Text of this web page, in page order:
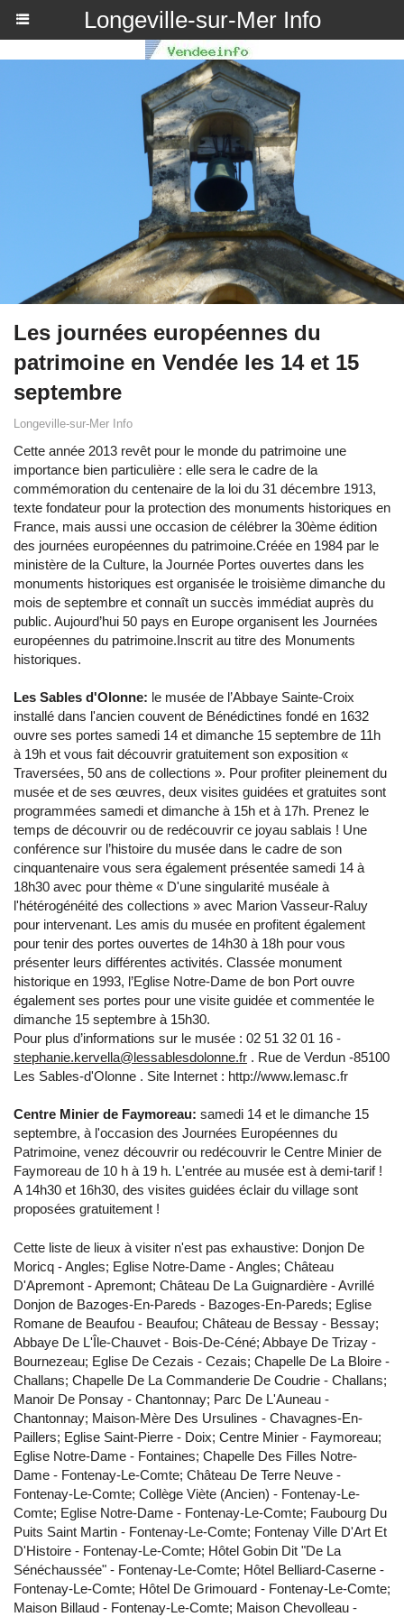
Longeville-sur-Mer Info
Les journées européennes du
patrimoine en Vendée les 14 et 15
septembre
Longeville-sur-Mer Info
Cette année 2013 revêt pour le monde du patrimoine une
importance bien particulière : elle sera le cadre de la
commémoration du centenaire de la loi du 31 décembre 1913,
texte fondateur pour la protection des monuments historiques en
France, mais aussi une occasion de célébrer la 30ème édition
des journées européennes du patrimoine.Créée en 1984 par le
ministère de la Culture, la Journée Portes ouvertes dans les
monuments historiques est organisée le troisième dimanche du
mois de septembre et connaît un succès immédiat auprès du
public. Aujourd’hui 50 pays en Europe organisent les Journées
européennes du patrimoine.Inscrit au titre des Monuments
historiques.
Les Sables d'Olonne: le musée de l’Abbaye Sainte-Croix
installé dans l'ancien couvent de Bénédictines fondé en 1632
ouvre ses portes samedi 14 et dimanche 15 septembre de 11h
à 19h et vous fait découvrir gratuitement son exposition «
Traversées, 50 ans de collections ». Pour profiter pleinement du
musée et de ses œuvres, deux visites guidées et gratuites sont
programmées samedi et dimanche à 15h et à 17h. Prenez le
temps de découvrir ou de redécouvrir ce joyau sablais ! Une
conférence sur l’histoire du musée dans le cadre de son
cinquantenaire vous sera également présentée samedi 14 à
18h30 avec pour thème « D'une singularité muséale à
l'hétérogénéité des collections » avec Marion Vasseur-Raluy
pour intervenant. Les amis du musée en profitent également
pour tenir des portes ouvertes de 14h30 à 18h pour vous
présenter leurs différentes activités. Classée monument
historique en 1993, l’Eglise Notre-Dame de bon Port ouvre
également ses portes pour une visite guidée et commentée le
dimanche 15 septembre à 15h30.
Pour plus d’informations sur le musée : 02 51 32 01 16 -
stephanie.kervella@lessablesdolonne.fr . Rue de Verdun -85100
Les Sables-d'Olonne . Site Internet : http://www.lemasc.fr
Centre Minier de Faymoreau: samedi 14 et le dimanche 15
septembre, à l'occasion des Journées Européennes du
Patrimoine, venez découvrir ou redécouvrir le Centre Minier de
Faymoreau de 10 h à 19 h. L'entrée au musée est à demi-tarif !
A 14h30 et 16h30, des visites guidées éclair du village sont
proposées gratuitement !
Cette liste de lieux à visiter n'est pas exhaustive: Donjon De
Moricq - Angles; Eglise Notre-Dame - Angles; Château
D'Apremont - Apremont; Château De La Guignardière - Avrillé
Donjon de Bazoges-En-Pareds - Bazoges-En-Pareds; Eglise
Romane de Beaufou - Beaufou; Château de Bessay - Bessay;
Abbaye De L'Île-Chauvet - Bois-De-Céné; Abbaye De Trizay -
Bournezeau; Eglise De Cezais - Cezais; Chapelle De La Bloire -
Challans; Chapelle De La Commanderie De Coudrie - Challans;
Manoir De Ponsay - Chantonnay; Parc De L'Auneau -
Chantonnay; Maison-Mère Des Ursulines - Chavagnes-En-
Paillers; Eglise Saint-Pierre - Doix; Centre Minier - Faymoreau;
Eglise Notre-Dame - Fontaines; Chapelle Des Filles Notre-
Dame - Fontenay-Le-Comte; Château De Terre Neuve -
Fontenay-Le-Comte; Collège Viète (Ancien) - Fontenay-Le-
Comte; Eglise Notre-Dame - Fontenay-Le-Comte; Faubourg Du
Puits Saint Martin - Fontenay-Le-Comte; Fontenay Ville D'Art Et
D'Histoire - Fontenay-Le-Comte; Hôtel Gobin Dit "De La
Sénéchaussée" - Fontenay-Le-Comte; Hôtel Belliard-Caserne -
Fontenay-Le-Comte; Hôtel De Grimouard - Fontenay-Le-Comte;
Maison Billaud - Fontenay-Le-Comte; Maison Chevolleau -